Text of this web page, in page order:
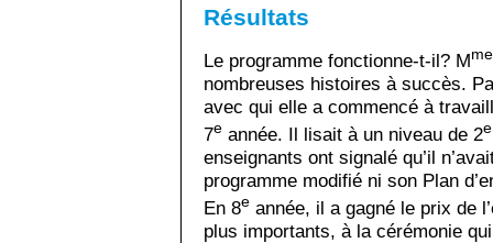
Résultats
Le programme fonctionne-t-il? Mme
nombreuses histoires à succès.
avec qui elle a commencé à
7e année. Il lisait à un niveau de 2e
enseignants ont signalé qu’il
programme modifié ni son Plan
En 8e année, il a gagné le prix de
plus importants, à la cérémonie